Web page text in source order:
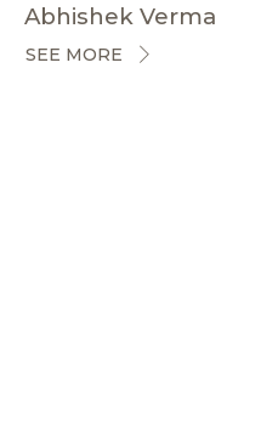
Abhishek Verma
SEE MORE